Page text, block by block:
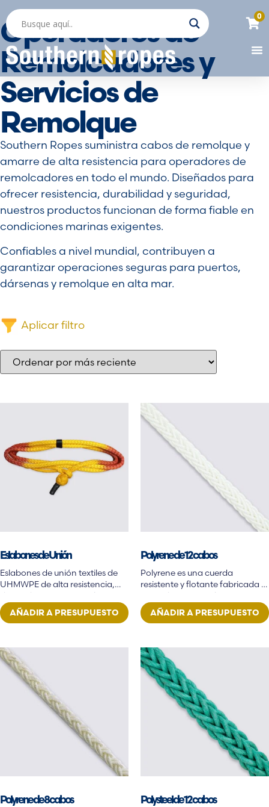
0
Operadores de
Remolcadores y
Servicios de
Remolque
Southern Ropes suministra cabos de remolque y
amarre de alta resistencia para operadores de
remolcadores en todo el mundo. Diseñados para
ofrecer resistencia, durabilidad y seguridad,
nuestros productos funcionan de forma fiable en
condiciones marinas exigentes.
Confiables a nivel mundial, contribuyen a
garantizar operaciones seguras para puertos,
dársenas y remolque en alta mar.
Aplicar filtro
Tipo de Construcción
Trenzado
Empalmado
Nailon
Poliéster
Polietileno
Polipropileno
technora
Eslabones de Unión
Eslabones de unión textiles de
UHMWPE de alta resistencia,
diseñados como reemplazos
ligeros y flexibles…
AÑADIR A PRESUPUESTO
Polyrene de 12 cabos
Polyrene es una cuerda
resistente y flotante fabricada a
partir de una mezcla…
AÑADIR A PRESUPUESTO
Polyrene de 8 cabos Polysteel de 12 cabos